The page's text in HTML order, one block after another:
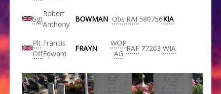
Sgt
Robert
Anthony
BOWMAN Obs RAF580756KIA
Plt
Off
Francis
Edward
FRAYN
WOP
AG
RAF 77203 WIA